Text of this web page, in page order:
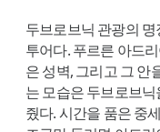
두브로브닉 관광의
투어다. 푸르른 아드
은 성벽, 그리고 그 안
는 모습은 두브로브
줬다. 시간을 품은 중